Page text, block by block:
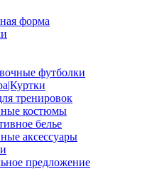
форма
футболки
тренировок
костюмы
белье
аксессуары
предложение